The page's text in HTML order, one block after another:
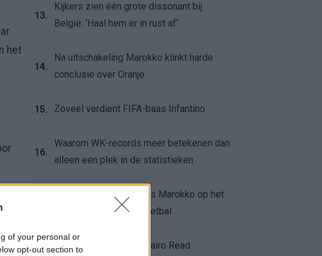
of your personal or
opt-out section to
het
13.
Kijkers zien één grote dissonant bij
België: ‘Haal hem er in rust af’
14.
Na uitschakeling Marokko klinkt harde
conclusie over Oranje
15. Zoveel verdient FIFA-baas Infantino
16.
Waarom WK-records meer betekenen dan
alleen een plek in de statistieken
Voor de Schilderswijk is Marokko op het
WK meer dan alleen voetbal
Afgewezen bod op Givairo Read